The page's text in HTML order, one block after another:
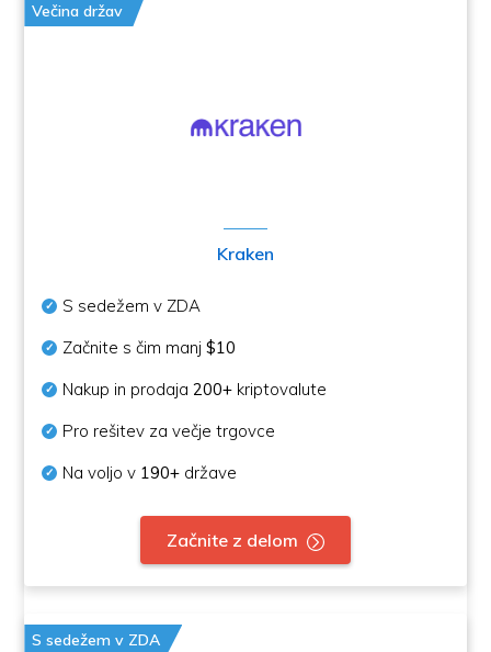
Večina držav
Kraken
S sedežem v ZDA
Začnite s čim manj$10
Nakup in prodaja200+ kriptovalute
Pro rešitev za večje trgovce
Na voljo v 190+ države
Začnite z delom
S sedežem v ZDA